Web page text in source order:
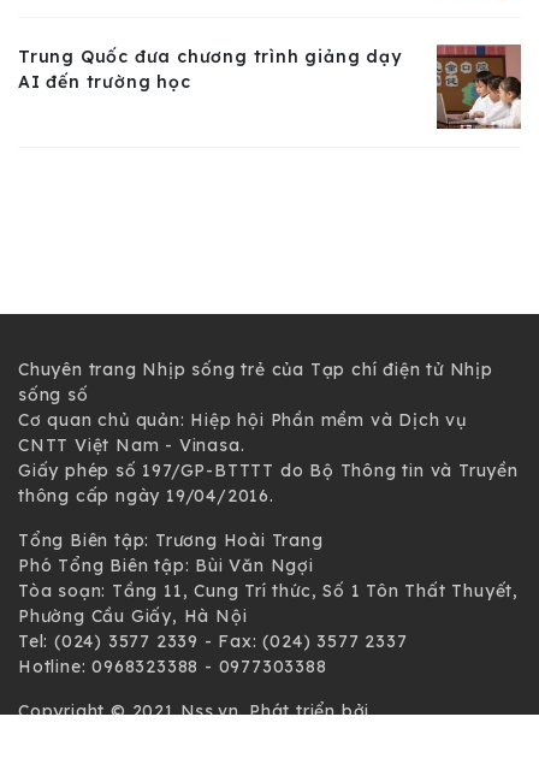
Trung Quốc đưa chương trình giảng dạy
AI đến trường học
Chuyên trang Nhịp sống trẻ của Tạp chí điện tử Nhịp
sống số
Cơ quan chủ quản: Hiệp hội Phần mềm và Dịch vụ
CNTT Việt Nam - Vinasa.
Giấy phép số 197/GP-BTTTT do Bộ Thông tin và Truyền
thông cấp ngày 19/04/2016.
Tổng Biên tập: Trương Hoài Trang
Phó Tổng Biên tập: Bùi Văn Ngợi
Tòa soạn: Tầng 11, Cung Trí thức, Số 1 Tôn Thất Thuyết,
Phường Cầu Giấy, Hà Nội
Tel: (024) 3577 2339 - Fax: (024) 3577 2337
Hotline: 0968323388 - 0977303388
Copyright © 2021 Nss.vn. Phát triển bởi